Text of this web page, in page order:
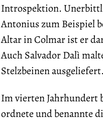
Introspektion.
Antonius zum Beispiel
Altar in Colmar ist er
Auch Salvador Dalì
Stelzbeinen ausgeliefert.
Im vierten Jahrhundert
ordnete und benannte